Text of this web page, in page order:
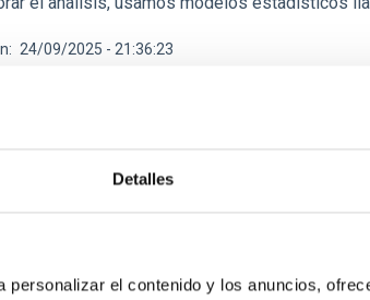
Detalles
personalizar el contenido y los anuncios,
24/09/2025 - 21:36:23
del tamaño de los halos de